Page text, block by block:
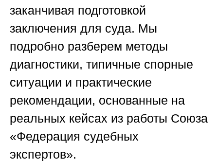
заканчивая подготовкой
заключения для суда. Мы
подробно разберем методы
диагностики, типичные спорные
ситуации и практические
рекомендации, основанные на
реальных кейсах из работы Союза
«Федерация судебных
экспертов».